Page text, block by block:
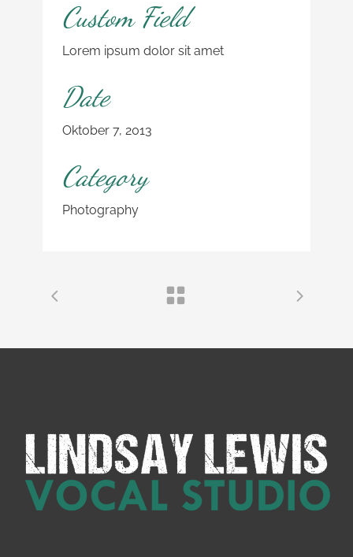
Custom Field
Lorem ipsum dolor sit amet
Date
Oktober 7, 2013
Category
Photography